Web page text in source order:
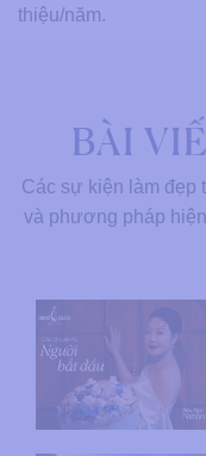
thiệu/năm.
BÀI
Các sự kiện làm đẹp
và phương pháp